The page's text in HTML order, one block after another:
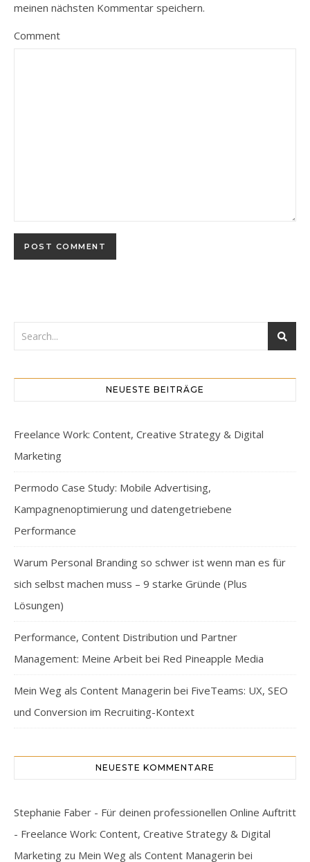
meinen nächsten Kommentar speichern.
Comment
NEUESTE BEITRÄGE
Freelance Work: Content, Creative Strategy & Digital
Marketing
Permodo Case Study: Mobile Advertising,
Kampagnenoptimierung und datengetriebene
Performance
Warum Personal Branding so schwer ist wenn man es für
sich selbst machen muss – 9 starke Gründe (Plus
Lösungen)
Performance, Content Distribution und Partner
Management: Meine Arbeit bei Red Pineapple Media
Mein Weg als Content Managerin bei FiveTeams: UX, SEO
und Conversion im Recruiting-Kontext
NEUESTE KOMMENTARE
Stephanie Faber - Für deinen professionellen Online Auftritt
- Freelance Work: Content, Creative Strategy & Digital
Marketing zu Mein Weg als Content Managerin bei